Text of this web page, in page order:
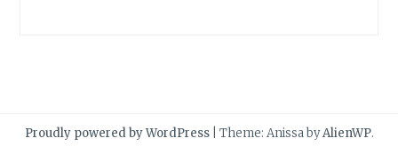
Proudly powered by WordPress Theme: Anissa byAlienWP.